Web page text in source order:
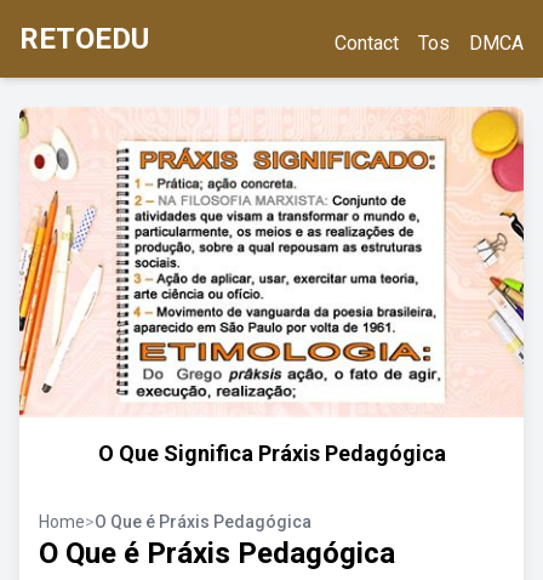
RETOEDU Contact Tos DMCA
O Que Significa Práxis Pedagógica
Home>O Que é Práxis Pedagógica
O Que é Práxis Pedagógica